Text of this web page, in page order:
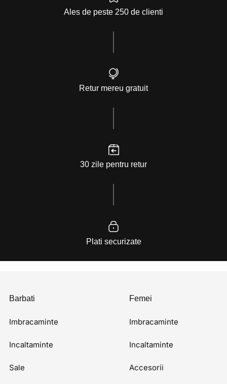
Ales de peste 250 de clienti
Retur mereu gratuit
30 zile pentru retur
Plati securizate
Barbati
Imbracaminte
Incaltaminte
Sale
Femei
Imbracaminte
Incaltaminte
Accesorii